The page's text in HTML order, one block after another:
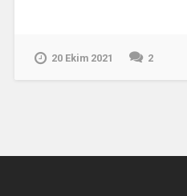
20 Ekim 2021 2